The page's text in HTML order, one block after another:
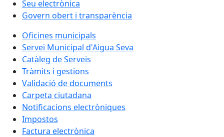
Seu electrònica
Govern obert i transparència
Oficines municipals
Servei Municipal d'Aigua Seva
Catàleg de Serveis
Tràmits i gestions
Validació de documents
Carpeta ciutadana
Notificacions electròniques
Impostos
Factura electrònica